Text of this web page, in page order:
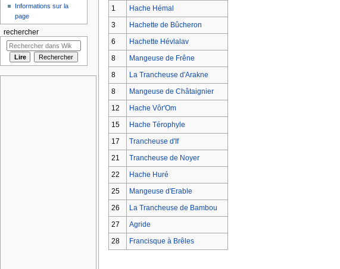
1
Hache Hémal
3
Hachette de Bûcheron
6
Hachette Hévlalav
8
Mangeuse de Frêne
8
La Trancheuse d'Arakne
8
Mangeuse de Châtaignier
12
Hache Vôr'Om
15
Hache Térophyle
17
Trancheuse d'If
21
Trancheuse de Noyer
22
Hache Huré
25
Mangeuse d'Erable
26
La Trancheuse de Bambou
27
Agride
28
Francisque à Brêles
Informations sur la
page
rechercher